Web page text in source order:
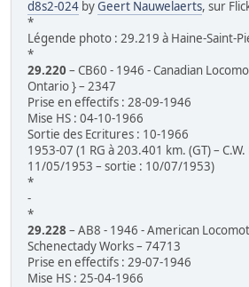
d8s2-024 byGeert Nauwelaerts, sur
*
Légende photo : 29.219 à Haine-Saint-
*
29.220 – CB60 - 1946 - Canadian
Ontario } – 2347
Prise en effectifs : 28-09-1946
Mise HS : 04-10-1966
Sortie des Ecritures : 10-1966
1953-07 (1 RG à 203.401 km. (GT) –
11/05/1953 – sortie : 10/07/1953)
*
-
*
29.228 – AB8 - 1946 - American
Schenectady Works – 74713
Prise en effectifs : 29-07-1946
Mise HS : 25-04-1966